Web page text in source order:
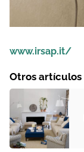
www.irsap.it/
Otros artículos